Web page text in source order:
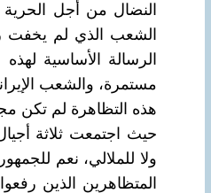
النضال من أجل
الشعب الذي لم يخفت
الرسالة الأساسية
مستمرة، والشعب
هذه التظاهرة لم تكن
حيث اجتمعت ثلاثة
ولا للملالي، نعم
المتظاهرين الذين